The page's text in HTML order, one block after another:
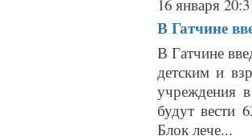
16 января
В Гатчине
В Гатчине
детским и
учреждения
будут вести
Блок лече...